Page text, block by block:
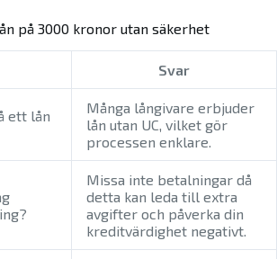
på 3000 kronor utan säkerhet
Svar
ett lån
Många långivare erbjuder
lån utan UC, vilket gör
processen enklare.
Missa inte betalningar då
detta kan leda till extra
avgifter och påverka din
kreditvärdighet negativt.